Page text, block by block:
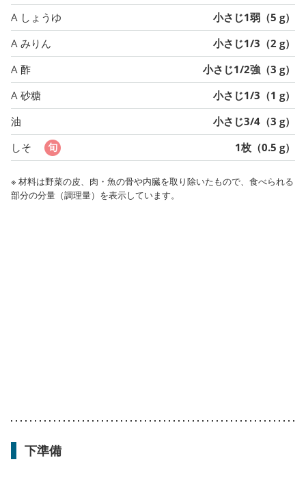
A しょうゆ
小さじ1弱（5 g）
A みりん
小さじ1/3（2 g）
A 酢
小さじ1/2強（3 g）
A 砂糖
小さじ1/3（1 g）
油
小さじ3/4（3 g）
しそ
1枚（0.5 g）
※ 材料は野菜の皮、肉・魚の骨や内臓を取り除いたもので、食べられる
部分の分量（調理量）を表示しています。
下準備